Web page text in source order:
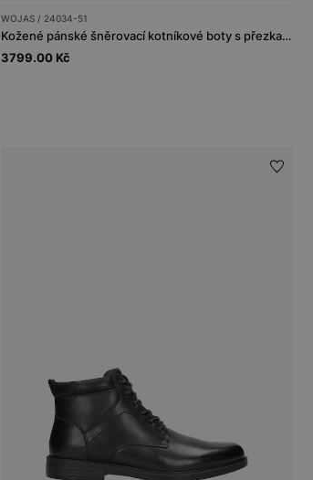
WOJAS / 24034-51
Kožené pánské šněrovací kotníkové boty s přezkami
3799.00 Kč